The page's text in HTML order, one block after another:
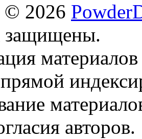
© 2026
защищены.
авторов.